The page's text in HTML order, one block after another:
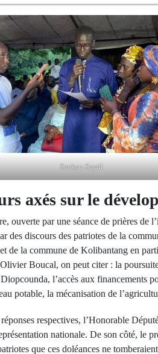
Seckou Seydi
axés sur le
ouverte par une séance de prières de
des discours des patriotes de la
de la commune de Kolibantang en
Boucal, on peut citer : la
l’accès aux financements
potable, la mécanisation de
respectives, l’Honorable
nationale. De son côté, le
que ces doléances ne